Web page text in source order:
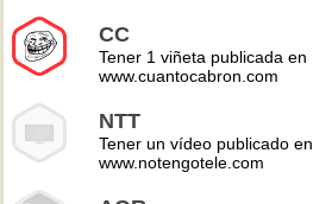
CC
Tener 1 viñeta publicada en
www.cuantocabron.com
NTT
Tener un vídeo publicado en
www.notengotele.com